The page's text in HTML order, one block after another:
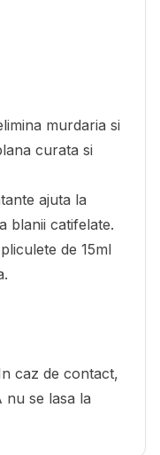
murdaria si
curata si
ajuta la
blanii catifelate.
de 15ml
caz de contact,
nu se lasa la